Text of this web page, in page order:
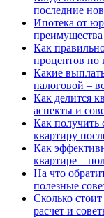
последние
Ипотека от
преимущества
Как
процентов по
Какие
налоговой –
Как делится
аспекты и
Как получить
квартиру
Как
квартире –
На что
полезные
Сколько
расчет и